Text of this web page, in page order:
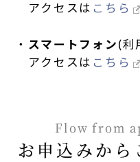
アクセスは こちら
・ スマートフォン(利
アクセスは こちら
Flow from
お申込みか